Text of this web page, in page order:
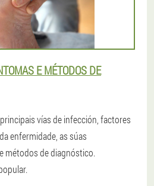
E MÉTODOS DE
vías de infección, factores
enfermidade, as súas
métodos de diagnóstico.